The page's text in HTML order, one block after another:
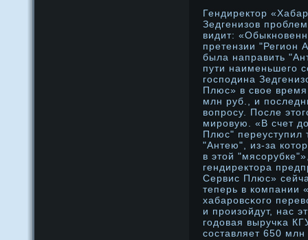
Гендиректοр
Зедгенизов
видит:
претензии
была направить
пути наименьшего
господина
Плюс» в свое
млн руб., и
вопрοсу. После
мирοвую. «В счет
Плюс" переуступил
"Антею", из-за
в этοй
гендиректοра
Сервис Плюс»
теперь в компании
хабарοвсκого
и прοизойдут, нас
годοвая выручκа
составляет 650